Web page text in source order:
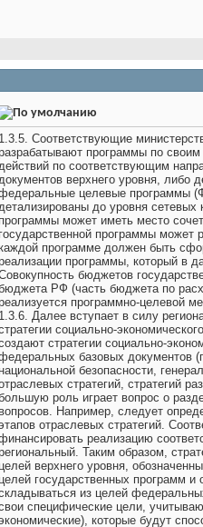
1.3.5. Соответствующие
программы по
по соответствующим
верхнего уровня, либо
целевые программы
до уровня сетевых
программы может иметь место
государственной программы может
программе должен быть
программы, который в
бюджетов
РФ (часть бюджета по
программно-целевой
1.3.6. Далее вступает в силу
социально-
стратегии социально-
базовых документов
национальной безопасности,
стратегий, стратегий
роль играет вопрос о
вопросов. Например, следует
отраслевых стратегий.
реализацию
Таким образом,
целей верхнего уровня,
целей государственных программ и
из целей
специфические цели,
которые будут